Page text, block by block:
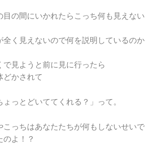
目の間にいかれたらこっち何も見えない
全く見えないので何を説明しているのか
で見ようと前に見に行ったら
どかされて
ょっとどいててくれる？」って。
こっちはあなたたちが何もしないせいで
のよ！？